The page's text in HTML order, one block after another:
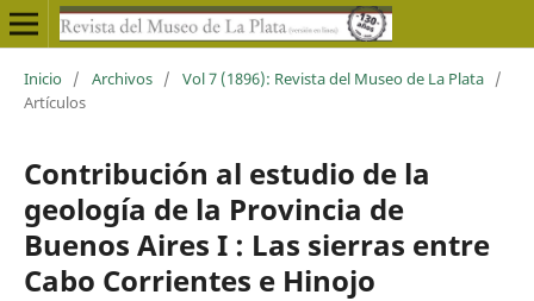
Inicio / Archivos / Vol 7 (1896): Revista del Museo de La Plata /
Artículos
Contribución al estudio de la
geología de la Provincia de
Buenos Aires I : Las sierras entre
Cabo Corrientes e Hinojo